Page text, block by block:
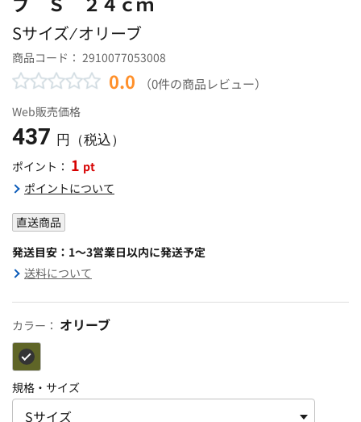
Sサイズ ⁄ オリーブ
商品コード： 2910077053008
0.0 （0件の商品レビュー）
Web販売価格
437 円（税込）
ポイント： 1 pt
ポイントについて
直送商品
発送目安：1～3営業日以内に発送予定
送料について
カラー： オリーブ
規格・サイズ